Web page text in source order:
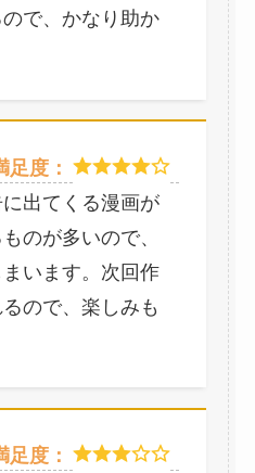
で、かなり助か
足度：
出てくる漫画が
のが多いので、
います。次回作
ので、楽しみも
足度：